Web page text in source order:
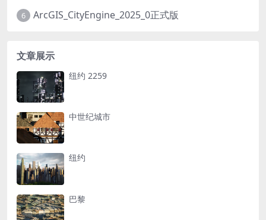
6 ArcGIS_CityEngine_2025_0正式版
文章展示
纽约 2259
中世纪城市
纽约
巴黎